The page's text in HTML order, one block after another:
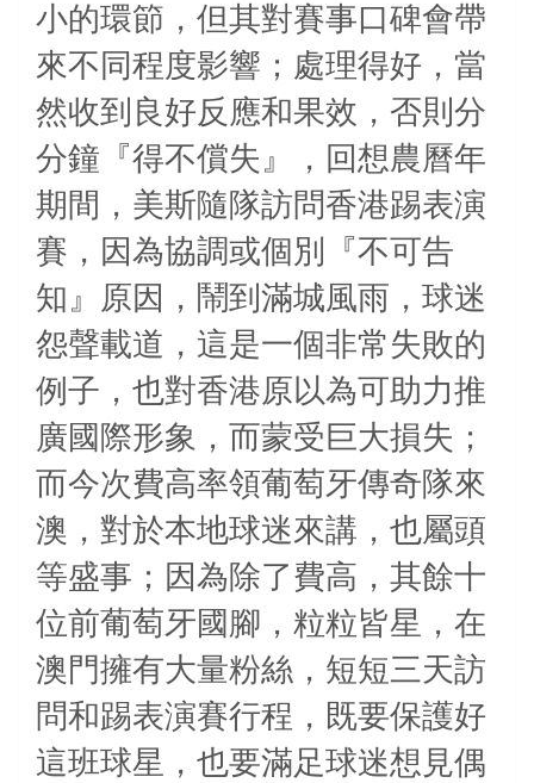
小的環節，但其對賽事口碑會帶
來不同程度影響；處理得好，當
然收到良好反應和果效，否則分
分鐘『得不償失』，回想農曆年
期間，美斯隨隊訪問香港踢表演
賽，因為協調或個別『不可告
知』原因，鬧到滿城風雨，球迷
怨聲載道，這是一個非常失敗的
例子，也對香港原以為可助力推
廣國際形象，而蒙受巨大損失；
而今次費高率領葡萄牙傳奇隊來
澳，對於本地球迷來講，也屬頭
等盛事；因為除了費高，其餘十
位前葡萄牙國腳，粒粒皆星，在
澳門擁有大量粉絲，短短三天訪
問和踢表演賽行程， 既要保護好
這班球星，也要滿足球迷想見偶